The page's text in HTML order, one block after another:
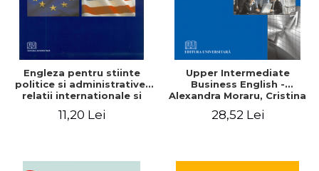
Engleza pentru stiinte
politice si administrative,
relatii internationale si
11,20 Lei
Upper Intermediate
Business English -
Alexandra Moraru, Cristina
28,52 Lei